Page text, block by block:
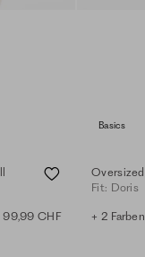
99,99 CHF
Basics
Fit: Doris
+ 2 Farben